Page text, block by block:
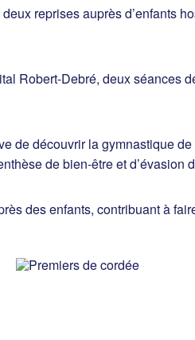
reprises auprès d’enfants
Robert-Debré, deux séances
de découvrir la gymnastique
de bien-être et d’évasion
des enfants, contribuant à